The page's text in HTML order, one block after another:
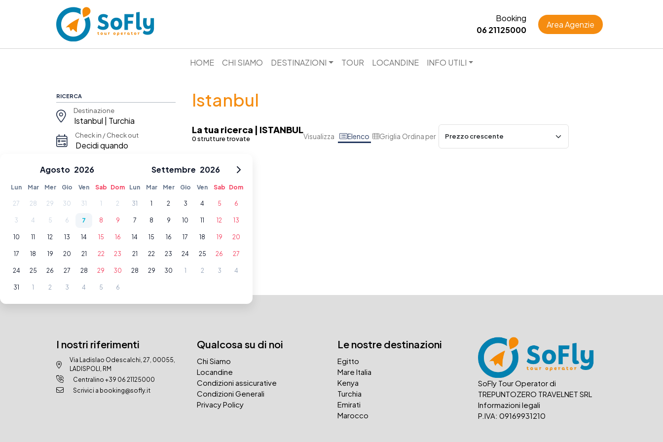
Booking
06 21125000
Area Agenzie
HOME CHI SIAMO DESTINAZIONI TOUR LOCANDINE INFO UTILI
RICERCA
Destinazione
Check in / Check out
Verifica prezzi e disponibilità
NOME
Istanbul
La tua ricerca | ISTANBUL
0 strutture trovate Visualizza Elenco Griglia Ordina per
I nostri riferimenti
Via Ladislao Odescalchi, 27, 00055,
LADISPOLI, RM
Centralino +39 06 21125000
Scrivici a booking@sofly.it
Qualcosa su di noi
Chi Siamo
Locandine
Condizioni assicurative
Condizioni Generali
Privacy Policy
Le nostre destinazioni
Egitto
Mare Italia
Kenya
Turchia
Emirati
Marocco
SoFly Tour Operator di
TREPUNTOZERO TRAVELNET SRL
Informazioni legali
P.IVA: 09169931210
Agosto 2026
Lun Mar Mer Gio Ven Sab Dom
27 28 29 30 31 1 2
3 4 5 6 7 8 9
10 11 12 13 14 15 16
17 18 19 20 21 22 23
24 25 26 27 28 29 30
31 1 2 3 4 5 6
Settembre 2026
Lun Mar Mer Gio Ven Sab Dom
31 1 2 3 4 5 6
7 8 9 10 11 12 13
14 15 16 17 18 19 20
21 22 23 24 25 26 27
28 29 30 1 2 3 4